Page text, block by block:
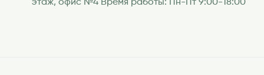
этаж, офис №4 Время работы: Пн-Пт 9:00-18:00